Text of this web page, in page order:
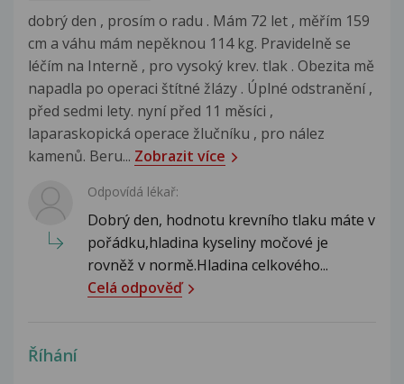
dobrý den , prosím o radu . Mám 72 let , měřím 159
cm a váhu mám nepěknou 114 kg. Pravidelně se
léčím na Interně , pro vysoký krev. tlak . Obezita mě
napadla po operaci štítné žlázy . Úplné odstranění ,
před sedmi lety. nyní před 11 měsíci ,
laparaskopická operace žlučníku , pro nález
kamenů. Beru... Zobrazit více
Odpovídá lékař:
Dobrý den, hodnotu krevního tlaku máte v
pořádku,hladina kyseliny močové je
rovněž v normě.Hladina celkového...
Celá odpověď
Říhání